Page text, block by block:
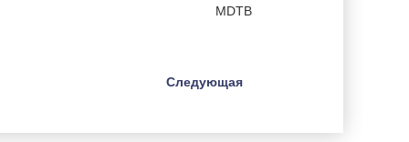
MDTB
Следующая